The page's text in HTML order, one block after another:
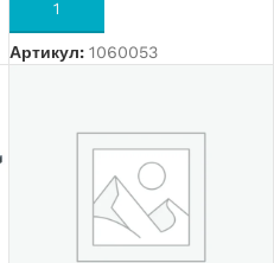
В КОРЗИНУ
Артикул: 1060053